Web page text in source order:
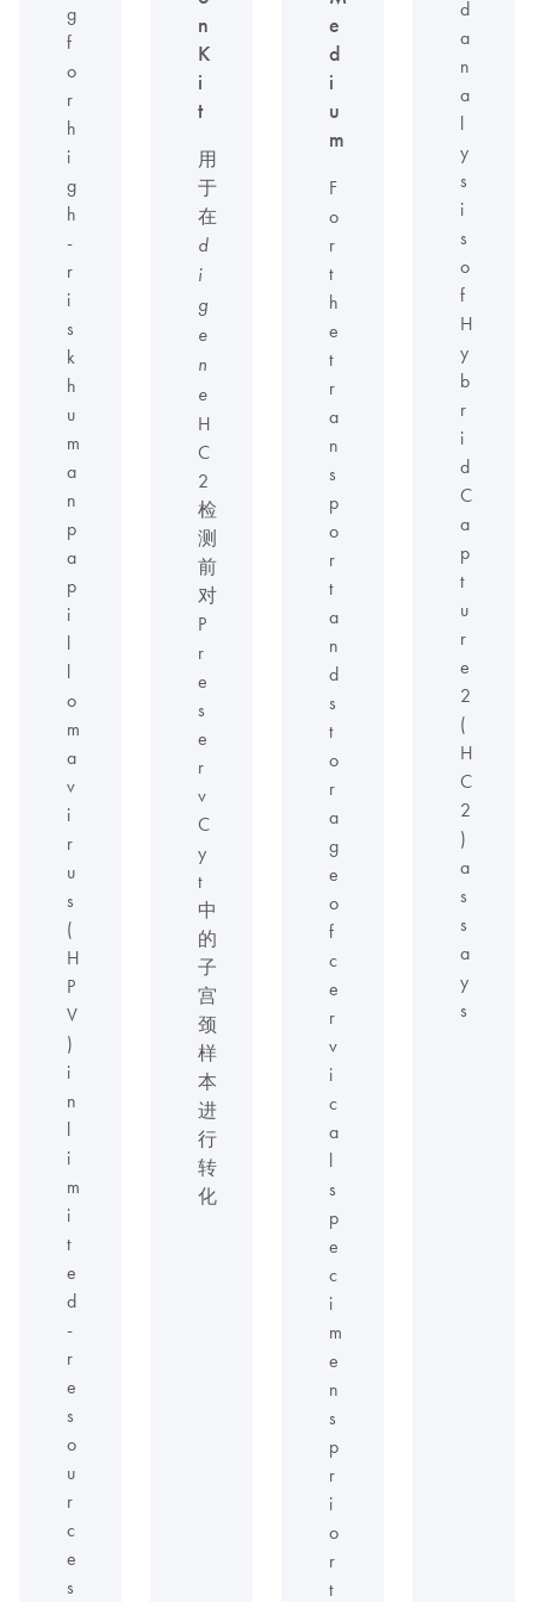
g
f
o
r
h
i
g
h
-
r
i
s
k
h
u
m
a
n
p
a
p
i
l
l
o
m
a
v
i
r
u
s
(
H
P
V
)
i
n
l
i
m
i
t
e
d
-
r
e
s
o
u
r
c
e
s
n
K
i
t
用
于
在
d
i
g
e
n
e
H
C
2
检
测
前
对
P
r
e
s
e
r
v
C
y
t
中
的
子
宫
颈
样
本
进
行
转
化
e
d
i
u
m
F
o
r
t
h
e
t
r
a
n
s
p
o
r
t
a
n
d
s
t
o
r
a
g
e
o
f
c
e
r
v
i
c
a
l
s
p
e
c
i
m
e
n
s
p
r
i
o
r
t
d
a
n
a
l
y
s
i
s
o
f
H
y
b
r
i
d
C
a
p
t
u
r
e
2
(
H
C
2
)
a
s
s
a
y
s